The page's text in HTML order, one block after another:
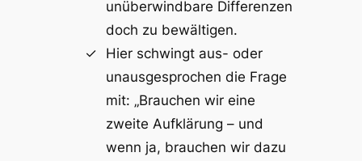
unüberwindbare Differenzen
doch zu bewältigen.
Hier schwingt aus- oder
unausgesprochen die Frage
mit: „Brauchen wir eine
zweite Aufklärung – und
wenn ja, brauchen wir dazu